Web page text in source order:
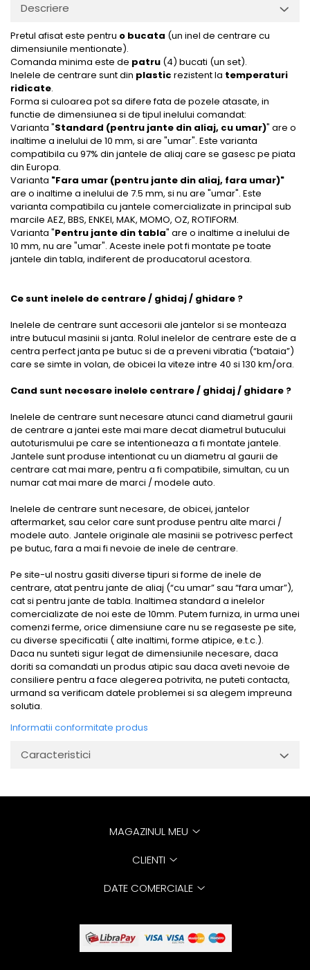
Descriere
Pretul afisat este pentru o bucata (un inel de centrare cu
dimensiunile mentionate).
Comanda minima este de patru (4) bucati (un set).
Inelele de centrare sunt din plastic rezistent la temperaturi
ridicate.
Forma si culoarea pot sa difere fata de pozele atasate, in
functie de dimensiunea si de tipul inelului comandat:
Varianta "Standard (pentru jante din aliaj, cu umar)" are o
inaltime a inelului de 10 mm, si are "umar". Este varianta
compatibila cu 97% din jantele de aliaj care se gasesc pe piata
din Europa.
Varianta "Fara umar (pentru jante din aliaj, fara umar)"
are o inaltime a inelului de 7.5 mm, si nu are "umar". Este
varianta compatibila cu jantele comercializate in principal sub
marcile AEZ, BBS, ENKEI, MAK, MOMO, OZ, ROTIFORM.
Varianta "Pentru jante din tabla" are o inaltime a inelului de
10 mm, nu are "umar". Aceste inele pot fi montate pe toate
jantele din tabla, indiferent de producatorul acestora.
Ce sunt inelele de centrare / ghidaj / ghidare ?
Inelele de centrare sunt accesorii ale jantelor si se monteaza
intre butucul masinii si janta. Rolul inelelor de centrare este de a
centra perfect janta pe butuc si de a preveni vibratia (“bataia”)
care se simte in volan, de obicei la viteze intre 40 si 130 km/ora.
Cand sunt necesare inelele centrare / ghidaj / ghidare ?
Inelele de centrare sunt necesare atunci cand diametrul gaurii
de centrare a jantei este mai mare decat diametrul butucului
autoturismului pe care se intentioneaza a fi montate jantele.
Jantele sunt produse intentionat cu un diametru al gaurii de
centrare cat mai mare, pentru a fi compatibile, simultan, cu un
numar cat mai mare de marci / modele auto.
Inelele de centrare sunt necesare, de obicei, jantelor
aftermarket, sau celor care sunt produse pentru alte marci /
modele auto. Jantele originale ale masinii se potrivesc perfect
pe butuc, fara a mai fi nevoie de inele de centrare.
Pe site-ul nostru gasiti diverse tipuri si forme de inele de
centrare, atat pentru jante de aliaj (“cu umar” sau “fara umar”),
cat si pentru jante de tabla. Inaltimea standard a inelelor
comercializate de noi este de 10mm. Putem furniza, in urma unei
comenzi ferme, orice dimensiune care nu se regaseste pe site,
cu diverse specificatii ( alte inaltimi, forme atipice, e.t.c.).
Daca nu sunteti sigur legat de dimensiunile necesare, daca
doriti sa comandati un produs atipic sau daca aveti nevoie de
consiliere pentru a face alegerea potrivita, ne puteti contacta,
urmand sa verificam datele problemei si sa alegem impreuna
solutia.
Informatii conformitate produs
Caracteristici
MAGAZINUL MEU
CLIENTI
DATE COMERCIALE